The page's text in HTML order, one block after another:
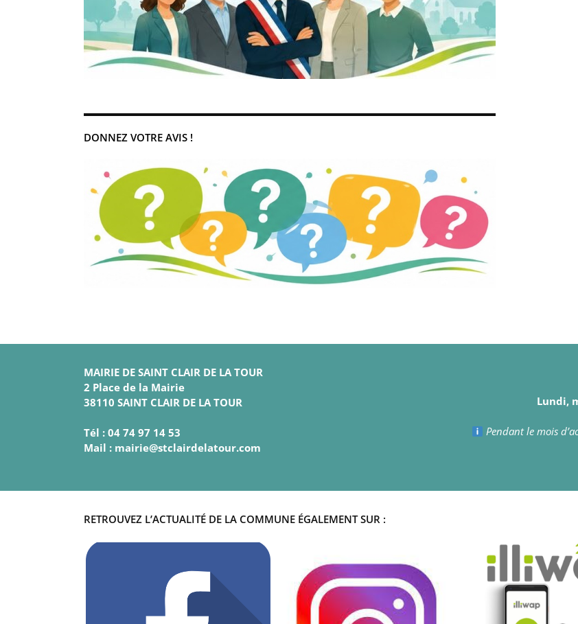
DONNEZ VOTRE AVIS !
MAIRIE DE SAINT CLAIR DE LA TOUR
2 Place de la Mairie
38110 SAINT CLAIR DE LA TOUR
Tél : 04 74 97 14 53
Mail : mairie@stclairdelatour.com
Lundi,
Pendant le mois
RETROUVEZ L’ACTUALITÉ DE LA COMMUNE ÉGALEMENT SUR :